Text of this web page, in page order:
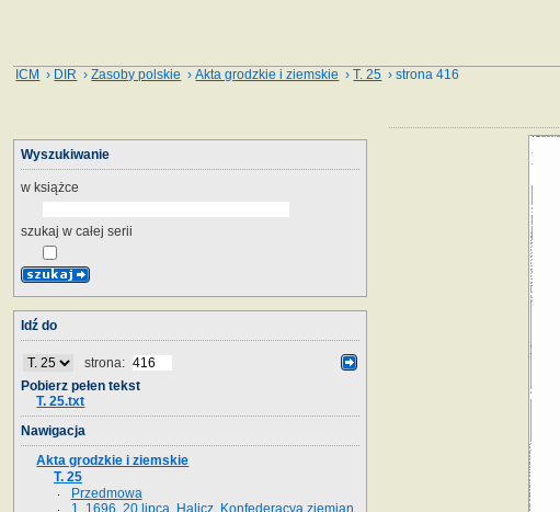
ICM › DIR ›Zasoby polskie ›Akta grodzkie i ziemskie ›T. 25 › strona 416
Wyszukiwanie
w książce
szukaj w całej serii
Idź do
strona:
Pobierz pełen tekst
T. 25.txt
Nawigacja
Akta grodzkie i ziemskie
T. 25
Przedmowa
1. 1696, 20 lipca, Halicz. Konfederacya ziemian